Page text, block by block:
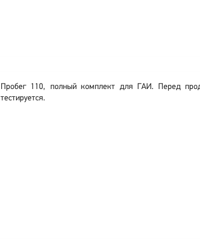
Пробег 110, полный комплект для ГАИ. Перед
тестируется.